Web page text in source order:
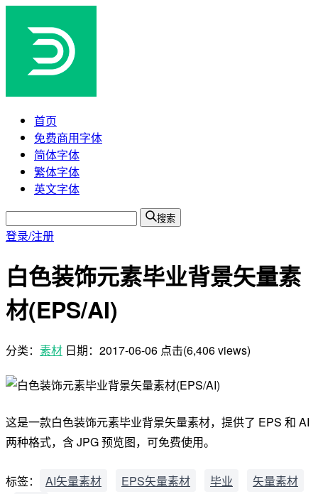
首页
免费商用字体
简体字体
繁体字体
英文字体
搜索
登录/注册
白色装饰元素毕业背景矢量素
材(EPS/AI)
分类： 素材 日期： 2017-06-06 点击(6,406 views)
这是一款白色装饰元素毕业背景矢量素材，提供了 EPS 和 AI
两种格式，含 JPG 预览图，可免费使用。
标签： AI矢量素材 EPS矢量素材 毕业
矢量素材